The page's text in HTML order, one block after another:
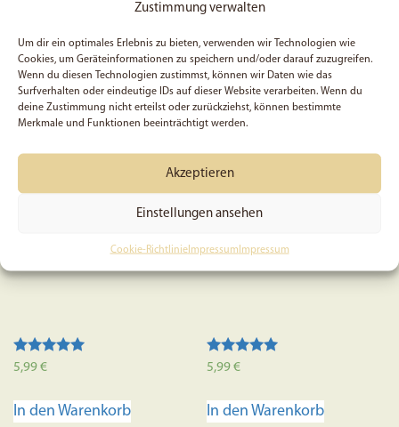
Zustimmung verwalten
Um dir ein optimales Erlebnis zu bieten, verwenden wir Technologien wie
Cookies, um Geräteinformationen zu speichern und/oder darauf zuzugreifen.
Wenn du diesen Technologien zustimmst, können wir Daten wie das
Surfverhalten oder eindeutige IDs auf dieser Website verarbeiten. Wenn du
deine Zustimmung nicht erteilst oder zurückziehst, können bestimmte
Merkmale und Funktionen beeinträchtigt werden.
Akzeptieren
Einstellungen ansehen
Cookie-RichtlinieImpressum Impressum
Bewertet mit
5,99€
In den Warenkorb
Sticker
Bewertet mit
5,99€
In den Warenkorb